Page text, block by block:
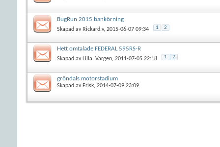
BugRun 2015 bankörning
Skapad av Rickard.v, 2015-06-07 09:34 1 2
Hett omtalade FEDERAL 595RS-R
Skapad av Lilla_Vargen, 2011-07-05 22:18 1 2
gröndals motorstadium
Skapad av Frisk, 2014-07-09 23:09